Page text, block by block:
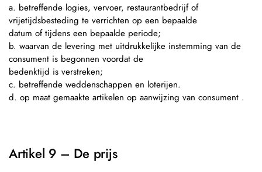
a. betreffende logies, vervoer, restaurantbedrijf of
vrijetijdsbesteding te verrichten op een bepaalde
datum of tijdens een bepaalde periode;
b. waarvan de levering met uitdrukkelijke instemming van de
consument is begonnen voordat de
bedenktijd is verstreken;
c. betreffende weddenschappen en loterijen.
d. op maat gemaakte artikelen op aanwijzing van consument .
Artikel 9 – De prijs